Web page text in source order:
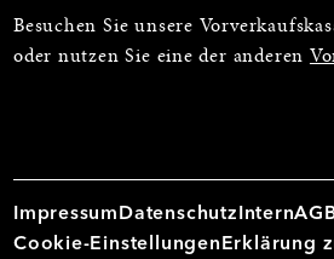
Besuchen Sie unsere
oder nutzen Sie eine der anderen
Impressum Datenschutz Intern
Cookie-Einstellungen Erklärung